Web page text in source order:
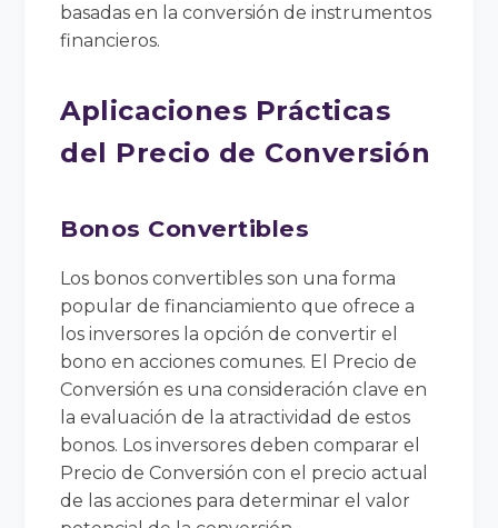
basadas en la conversión de instrumentos
financieros.
Aplicaciones Prácticas
del Precio de Conversión
Bonos Convertibles
Los bonos convertibles son una forma
popular de financiamiento que ofrece a
los inversores la opción de convertir el
bono en acciones comunes. El Precio de
Conversión es una consideración clave en
la evaluación de la atractividad de estos
bonos. Los inversores deben comparar el
Precio de Conversión con el precio actual
de las acciones para determinar el valor